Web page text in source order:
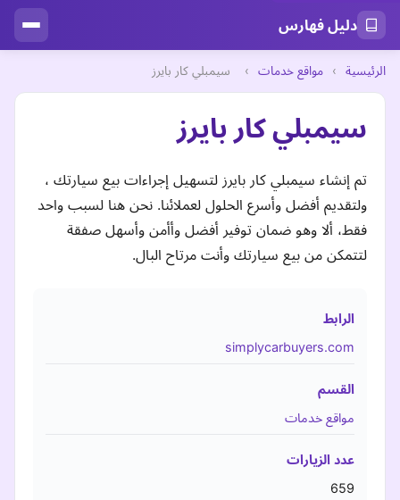
دليل فهارس
الرئيسية › مواقع خدمات › سيمبلي كار بايرز
سيمبلي كار بايرز
تم إنشاء سيمبلي كار بايرز لتسهيل إجراءات بيع سيارتك ،
ولتقديم أفضل وأسرع الحلول لعملائنا. نحن هنا لسبب واحد
فقط، ألا وهو ضمان توفير أفضل وأأمن وأسهل صفقة
لتتمكن من بيع سيارتك وأنت مرتاح البال.
الرابط
simplycarbuyers.com
القسم
مواقع خدمات
عدد الزيارات
659